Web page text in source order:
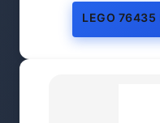
LEGO 76435